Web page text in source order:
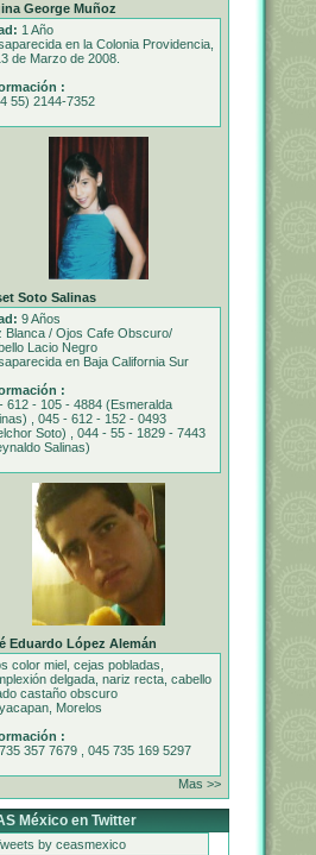
George Muñoz
1 Año
en la Colonia Providencia,
de Marzo de 2008.
:
55) 2144-7352
Soto Salinas
9 Años
Blanca / Ojos Cafe Obscuro/
Lacio Negro
en Baja California Sur
:
612 - 105 - 4884 (Esmeralda
, 045 - 612 - 152 - 0493
Soto) , 044 - 55 - 1829 - 7443
Salinas)
Eduardo López Alemán
color miel, cejas pobladas,
delgada, nariz recta, cabello
castaño obscuro
Morelos
:
357 7679 , 045 735 169 5297
Mas >>
México en Twitter
by ceasmexico